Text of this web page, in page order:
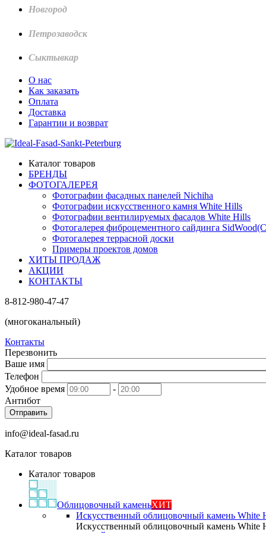
Новгород
Петрозаводск
Сыктывкар
О нас
Как заказать
Оплата
Доставка
Гарантии и возврат
Каталог товаров
БРЕНДЫ
ФОТОГАЛЕРЕЯ
Фотографии фасадных панелей Nichiha
Фотографии искусственного камня White Hills
Фотографии вентилируемых фасадов White Hills
Фотогалерея фиброцементного сайдинга
Фотогалерея террасной доски
Примеры проектов домов
ХИТЫ ПРОДАЖ
АКЦИИ
КОНТАКТЫ
8-812-980-47-47
(многоканальный)
Контакты
Перезвонить
Ваше имя
Телефон
Удобное время
-
Антибот
Отправить
info@ideal-fasad.ru
Каталог товаров
Каталог товаров
Облицовочный каменьХИТ
Искусственный облицовочный камень White
Искусственный облицовочный камень White